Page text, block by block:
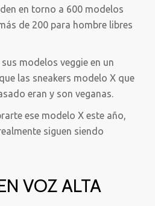
en torno a 600 modelos
de 200 para hombre libres
modelos veggie en un
las sneakers modelo X que
eran y son veganas.
ese modelo X este año,
siguen siendo
VOZ ALTA